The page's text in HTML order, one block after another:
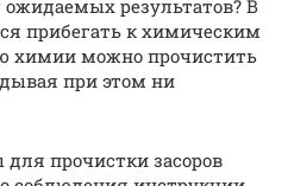
ожидаемых результатов? В
прибегать к химическим
химии можно прочистить
при этом ни
прочистки засоров